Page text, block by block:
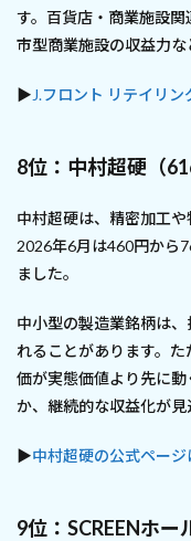
す。百貨店・商業施設
市型商業施設の収益力な
▶ J.フロント リテイリ
8位：中村超硬（
中村超硬は、精密加工や
2026年6月は460円から
ました。
中小型の製造業銘柄は
れることがあります。
価が実態価値より先に
か、継続的な収益化が見
▶中村超硬の公式ページ
9位：SCREENホー